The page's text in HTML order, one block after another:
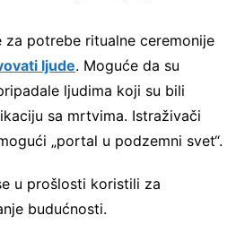
za potrebe ritualne ceremonije
ljude. Moguće da su
ljudima koji su bili
sa mrtvima. Istraživači
„portal u podzemni svet“.
u prošlosti koristili za
budućnosti.